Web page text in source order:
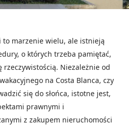
to marzenie wielu, ale istnieją
o których trzeba pamiętać,
rzeczywistością. Niezależnie od
na Costa Blanca, czy
się do słońca, istotne jest,
prawnymi i
z zakupem nieruchomości